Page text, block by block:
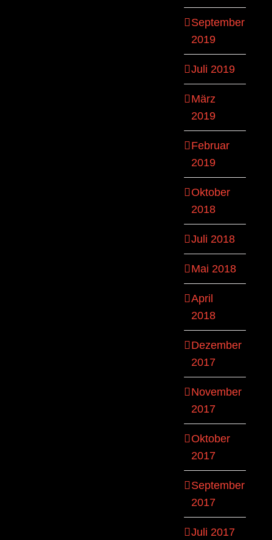
September
2019
Juli 2019
März
2019
Februar
2019
Oktober
2018
Juli 2018
Mai 2018
April
2018
Dezember
2017
November
2017
Oktober
2017
September
2017
Juli 2017